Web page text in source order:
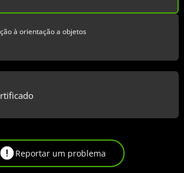
à orientação a objetos
Reportar um problema